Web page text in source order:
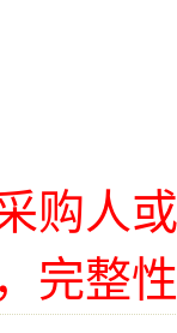
购人
完整